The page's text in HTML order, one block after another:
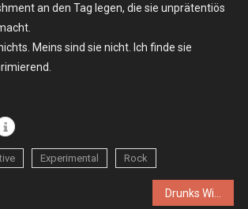
an den Tag legen, die sie unprätentiös
Meins sind sie nicht. Ich finde sie
Experimental Rock